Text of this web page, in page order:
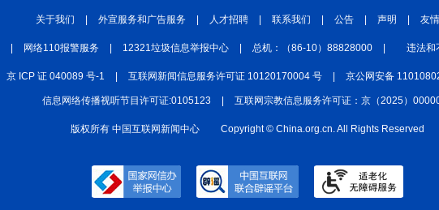
关于我们 外宣服务和广告服务 人才招聘 联系我们 公告 声明 友
网络110报警服务 12321垃圾信息举报中心 总机：（86-10）88828000 违法和
京 ICP 证 040089 号-1 互联网新闻信息服务许可证 10120170004 号 京公网安备
信息网络传播视听节目许可证:0105123 互联网宗教信息服务许可证：京（2025）
版权所有 中国互联网新闻中心 Copyright © China.org.cn. All Rights Reserved